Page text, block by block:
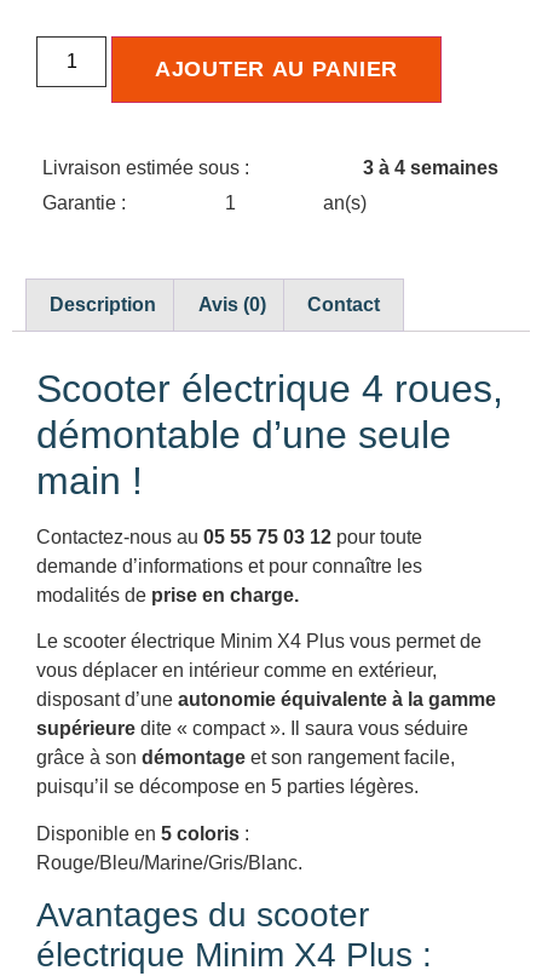
AJOUTER AU PANIER
Livraison estimée sous :
3 à 4 semaines
Garantie :
1 an(s)
Description Avis (0) Contact
Scooter électrique 4 roues,
démontable d’une seule
main !
Contactez-nous au 05 55 75 03 12 pour toute
demande d’informations et pour connaître les
modalités de prise en charge.
Le scooter électrique Minim X4 Plus vous permet de
vous déplacer en intérieur comme en extérieur,
disposant d’une autonomie équivalente à la gamme
supérieure dite « compact ». Il saura vous séduire
grâce à son démontage et son rangement facile,
puisqu’il se décompose en 5 parties légères.
Disponible en 5 coloris :
Rouge/Bleu/Marine/Gris/Blanc.
Avantages du scooter
électrique Minim X4 Plus :